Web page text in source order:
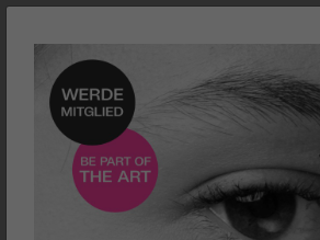
JETZT IM KINO